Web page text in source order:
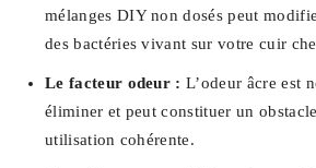
mélanges DIY non dosés peut
des bactéries vivant sur votre cuir
Le facteur odeur : L’odeur âcre est
éliminer et peut constituer un
utilisation cohérente.